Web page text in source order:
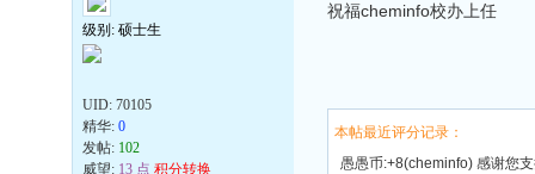
级别: 硕士生
UID: 70105
精华: 0
发帖: 102
威望: 13 点 积分转换
祝福cheminfo校办上任
本帖最近评分记录：
愚愚币:+8(cheminfo) 感谢您